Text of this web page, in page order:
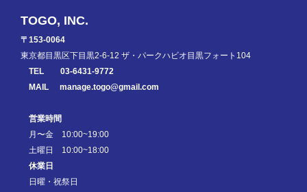
TOGO, INC.
〒153-0064
東京都目黒区下目黒2-6-12 ザ・パークハビオ目黒フォート104
TEL 03-6431-9772
MAIL
manage.togo@gmail.com
営業時間
月〜金 10:00~19:00
土曜日 10:00~18:00
休業日
日曜・祝祭日